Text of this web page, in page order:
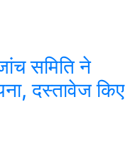
समिति ने
दस्तावेज किए